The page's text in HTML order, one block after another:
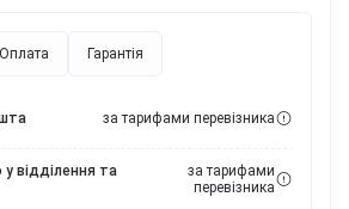
Оплата Гарантія
за тарифами перевізника
відділення та
за тарифами
перевізника